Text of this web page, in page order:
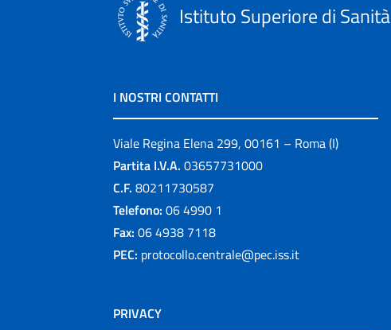
Istituto Superiore di Sanità
I NOSTRI CONTATTI
Viale Regina Elena 299, 00161 – Roma (I)
Partita I.V.A. 03657731000
C.F. 80211730587
Telefono: 06 4990 1
Fax: 06 4938 7118
PEC: protocollo.centrale@pec.iss.it
PRIVACY